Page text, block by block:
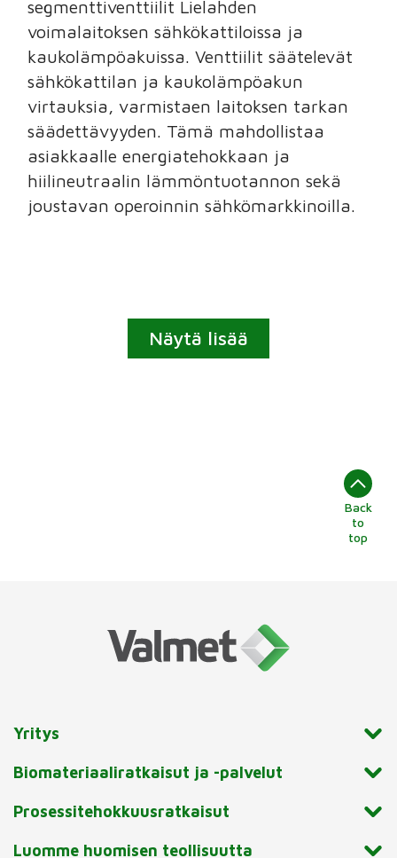
segmenttiventtiilit Lielahden
voimalaitoksen sähkökattiloissa ja
kaukolämpöakuissa. Venttiilit säätelevät
sähkökattilan ja kaukolämpöakun
virtauksia, varmistaen laitoksen tarkan
säädettävyyden. Tämä mahdollistaa
asiakkaalle energiatehokkaan ja
hiilineutraalin lämmöntuotannon sekä
joustavan operoinnin sähkömarkkinoilla.
Näytä lisää
Back
to
top
Yritys
Biomateriaaliratkaisut ja -palvelut
Prosessitehokkuusratkaisut
Luomme huomisen teollisuutta